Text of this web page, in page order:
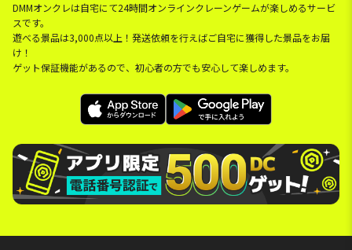
DMMオンクレは自宅にて24時間オンラインクレーンゲームが楽しめるサービ
スです。
遊べる景品は3,000点以上！発送依頼を行えばご自宅に獲得した景品をお届
け！
ゲット保証機能があるので、初心者の方でも安心して楽しめます。